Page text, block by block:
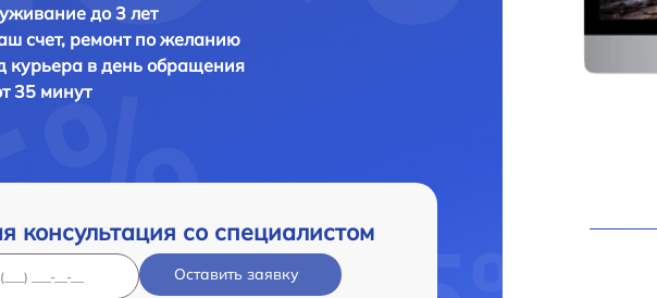
до 3 лет
счет, ремонт по желанию
курьера в день обращения
35 минут
консультация со специалистом
Оставить заявку